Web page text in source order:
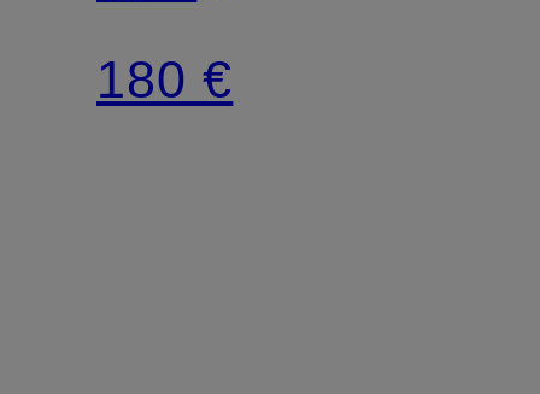
IN
180 €